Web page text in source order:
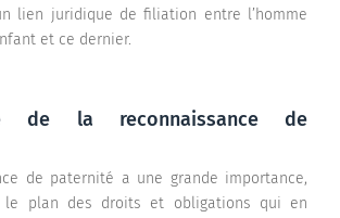
lien juridique de filiation entre l’homme
et ce dernier.
de la reconnaissance de
de paternité a une grande importance,
le plan des droits et obligations qui en